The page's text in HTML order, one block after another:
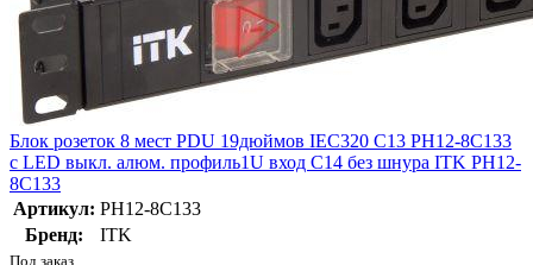
Блок розеток 8 мест PDU 19дюймов IEC320 C13 PH12-8C133
с LED выкл. алюм. профиль1U вход C14 без шнура ITK PH12-
8C133
Артикул: PH12-8C133
Бренд:
ITK
Под заказ